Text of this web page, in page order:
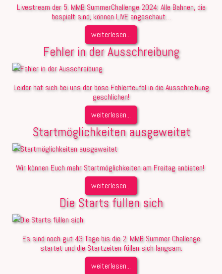
Livestream der 5. MMB SummerChallenge 2024: Alle Bahnen, die
bespielt sind, können LIVE angeschaut…
weiterlesen...
Fehler in der Ausschreibung
Leider hat sich bei uns der böse Fehlerteufel in die Ausschreibung
geschlichen!
weiterlesen...
Startmöglichkeiten ausgeweitet
Wir können Euch mehr Startmöglichkeiten am Freitag anbieten!
weiterlesen...
Die Starts füllen sich
Es sind noch gut 43 Tage bis die 2. MMB Summer Challenge
startet und die Startzeiten füllen sich langsam.
weiterlesen...